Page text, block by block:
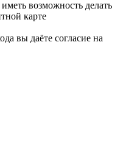
возможность делать
карте
вы даёте согласие на